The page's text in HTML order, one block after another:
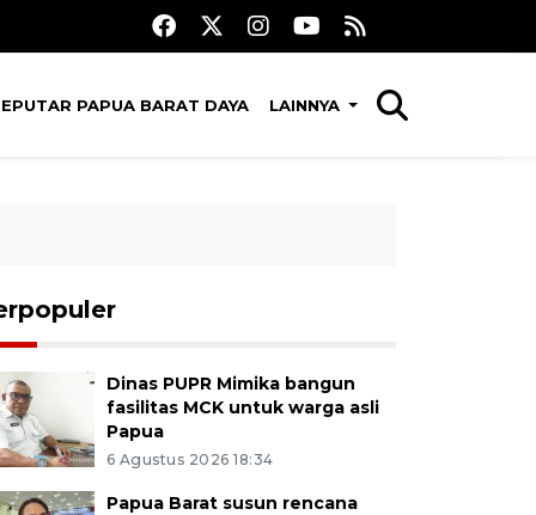
PAPUA BARAT DAYA LAINNYA
Dinas PUPR Mimika bangun
fasilitas MCK untuk warga asli
Papua
6 Agustus 2026 18:34
Papua Barat susun rencana